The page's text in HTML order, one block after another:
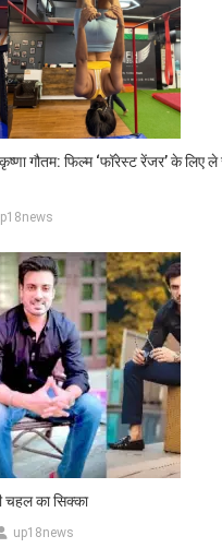
गौतम: फिल्म ‘फॉरेस्ट रेंजर’ के लिए ले
चहल का सिक्का
up18news